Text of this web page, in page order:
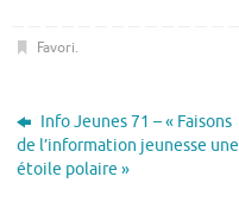
Favori.
Info Jeunes 71 – « Faisons
de l’information jeunesse une
étoile polaire »